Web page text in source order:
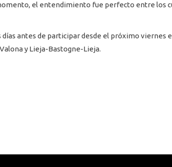
el entendimiento fue perfecto entre los
antes de participar desde el próximo viernes
y Lieja-Bastogne-Lieja.